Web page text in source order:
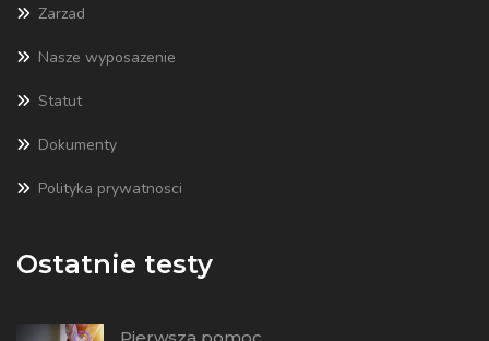
Zarzad
Nasze wyposazenie
Statut
Dokumenty
Polityka prywatnosci
Ostatnie testy